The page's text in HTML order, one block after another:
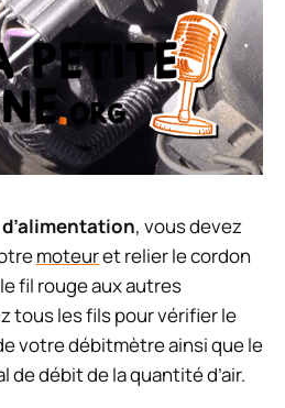
, vous devez
moteuret relier le cordon
fil rouge aux autres
tous les fils pour vérifier le
votre débitmètre ainsi que le
de débit de la quantité d’air.